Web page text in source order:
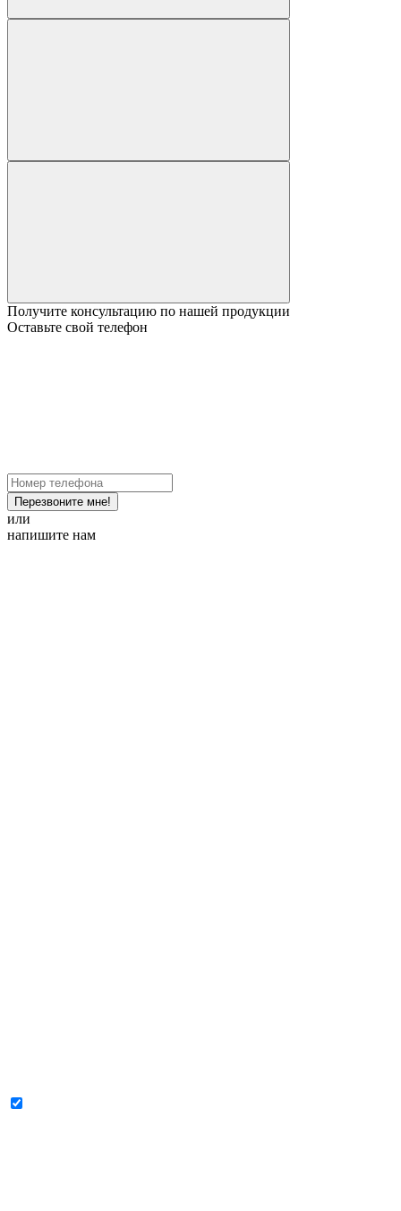
Получите консультацию по нашей продукции
Оставьте свой телефон
Перезвоните мне!
или
напишите нам